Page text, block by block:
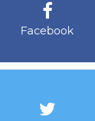
Facebook